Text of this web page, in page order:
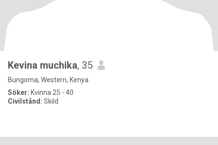
Kevina muchika, 35
Bungoma, Western, Kenya
Söker: Kvinna 25 - 40
Civilstånd: Skild